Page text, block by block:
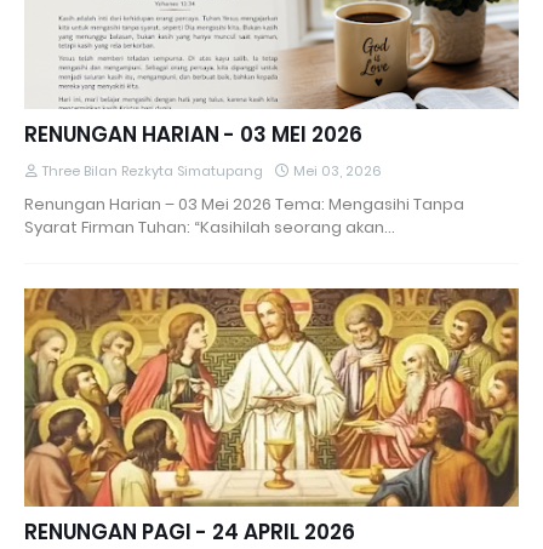
RENUNGAN HARIAN - 03 MEI 2026
Three Bilan Rezkyta Simatupang Mei 03, 2026
Renungan Harian – 03 Mei 2026 Tema: Mengasihi Tanpa
Syarat Firman Tuhan: “Kasihilah seorang akan…
RENUNGAN PAGI - 24 APRIL 2026